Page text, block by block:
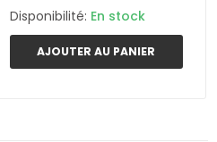
Disponibilité: En stock
AJOUTER AU PANIER